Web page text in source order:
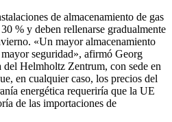
de almacenamiento de gas
% y deben rellenarse gradualmente
«Un mayor almacenamiento
seguridad», afirmó Georg
del Helmholtz Zentrum, con sede en
en cualquier caso, los precios del
energética requeriría que la UE
de las importaciones de